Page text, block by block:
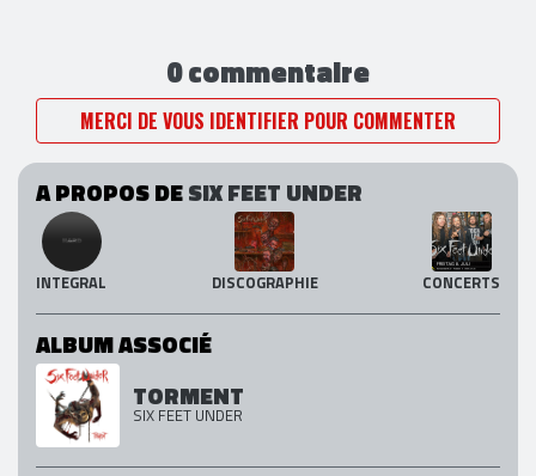
0 commentaire
MERCI DE VOUS IDENTIFIER POUR COMMENTER
A PROPOS DESIX FEET UNDER
INTEGRAL DISCOGRAPHIE CONCERTS
ALBUM ASSOCIÉ
TORMENT
SIX FEET UNDER